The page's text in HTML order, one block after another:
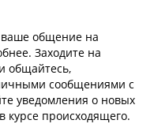
ваше общение на
Заходите на
общайтесь,
сообщениями с
уведомления о новых
курсе происходящего.